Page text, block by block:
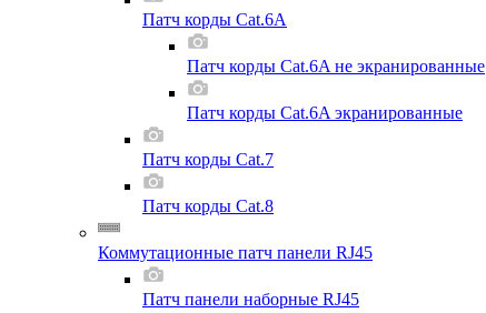
Патч корды Cat.6A
Патч корды Cat.6A не экранированные
Патч корды Cat.6A экранированные
Патч корды Cat.7
Патч корды Cat.8
Коммутационные патч панели RJ45
Патч панели наборные RJ45